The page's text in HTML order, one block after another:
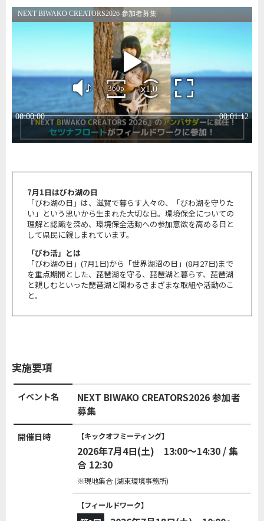
7月1日はびわ湖の日
「びわ湖の日」は、滋賀で暮らす人々の、「びわ湖を守りた
い」という思いから生まれた大切な日。環境保全についての
理解と認識を深め、環境保全活動への参加意欲を高める日と
して県民に親しまれています。
「びわ活」とは
「びわ湖の日」(7月1日)から「世界湖沼の日」(8月27日)まで
を重点期間とした、琵琶湖を守る、琵琶湖と暮らす、琵琶湖
と親しむといった琵琶湖と関わるさまざまな取組や活動のこ
と。
実施要項
イベント名
NEXT BIWAKO CREATORS2026 参加者
募集
開催日時 【キックオフミーティング】
2026年7月4日(土) 13:00～14:30 / 集
合 12:30
※現地集合 (湖東環境事務所)
【フィールドワーク】